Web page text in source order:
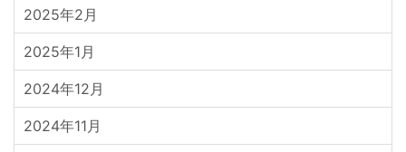
2025年2月
2025年1月
2024年12月
2024年11月